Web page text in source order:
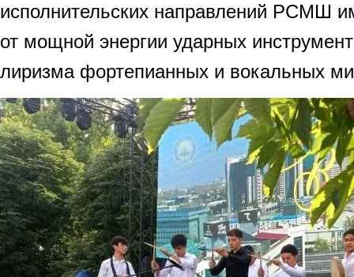
исполнительских направлений РСМШ
от мощной энергии ударных
лиризма фортепианных и вокальных